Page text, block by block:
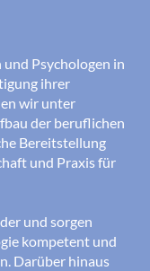
Psychologen in
ihrer
wir unter
der beruflichen
Bereitstellung
und Praxis für
und sorgen
kompetent und
Darüber hinaus